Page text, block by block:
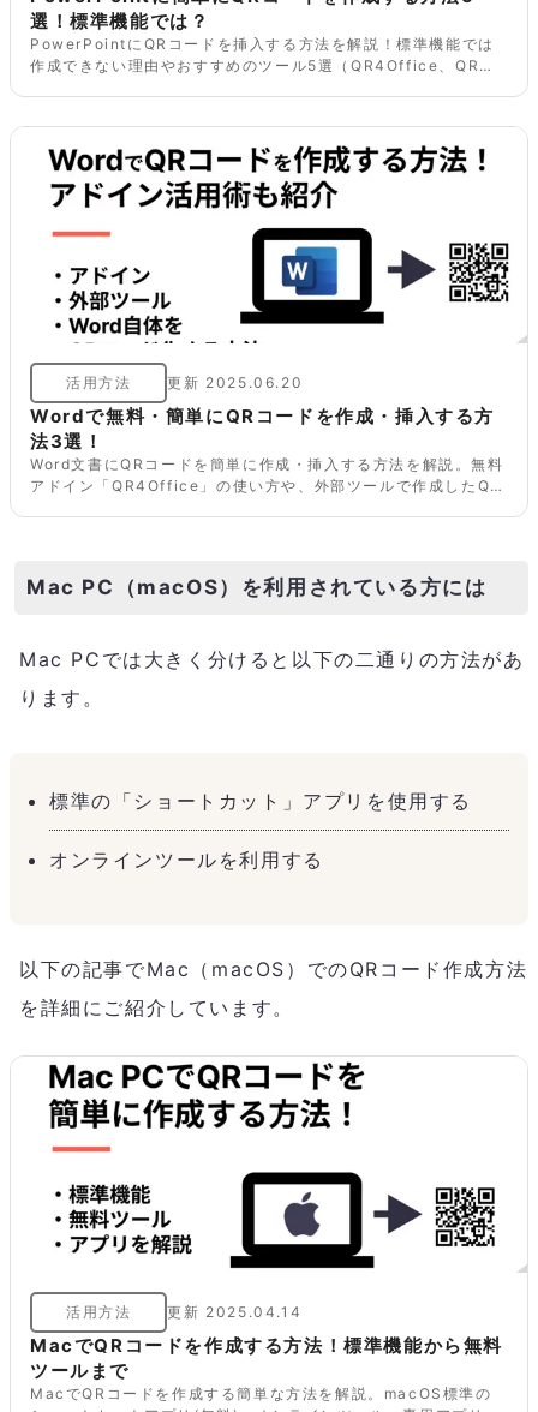
選！標準機能では？
PowerPointにQRコードを挿入する方法を解説！標準機能では
作成できない理由やおすすめのツール5選（QR4Office、QR
な演出アイデアも網羅。プレゼン資料をもっと便利にしたい方必
見！
活用方法 更新 2025.06.20
Wordで無料・簡単にQRコードを作成・挿入する方
法3選！
Word文書にQRコードを簡単に作成・挿入する方法を解説。無料
アドイン「QR4Office」の使い方や、外部ツールで作成したQR
Mac PC（macOS）を利用されている方には
Mac PCでは大きく分けると以下の二通りの方法があ
ります。
標準の「ショートカット」アプリを使用する
オンラインツールを利用する
以下の記事でMac（macOS）でのQRコード作成方法
を詳細にご紹介しています。
活用方法 更新 2025.04.14
MacでQRコードを作成する方法！標準機能から無料
ツールまで
MacでQRコードを作成する簡単な方法を解説。macOS標準の